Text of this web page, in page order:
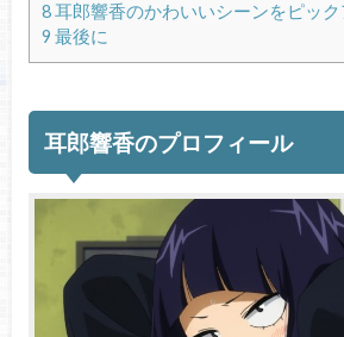
8耳郎響香のかわいいシーンをピック
9 最後に
耳郎響香のプロフィール